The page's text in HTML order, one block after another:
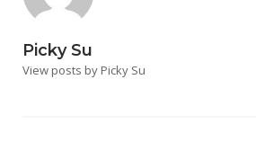
Picky Su
View posts by Picky Su